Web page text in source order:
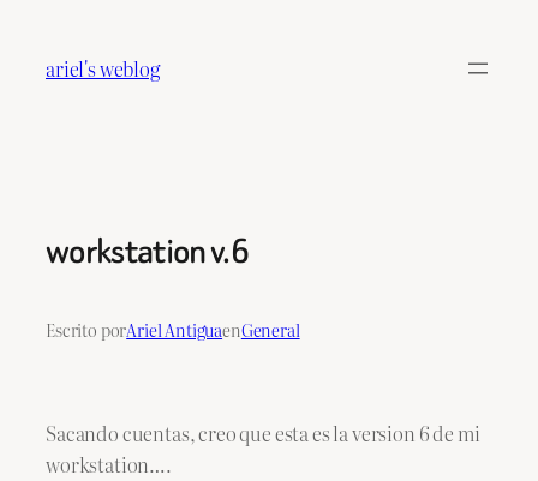
contenido
ariel's weblog
workstation v.6
Escrito porAriel AntiguaenGeneral
Sacando cuentas, creo que esta es la version 6 de mi
workstation….